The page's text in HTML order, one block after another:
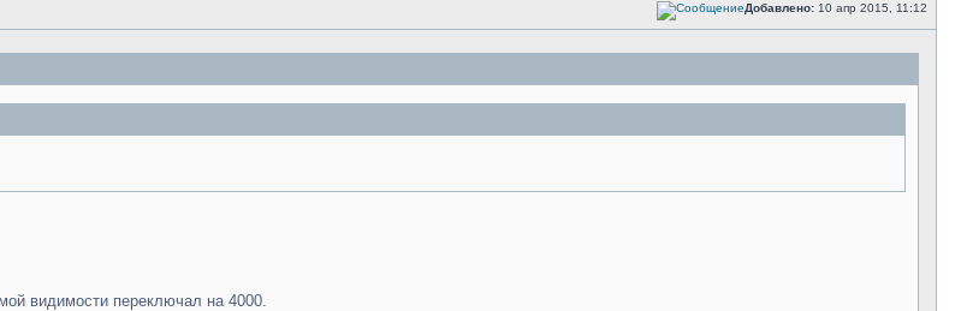
Добавлено: 10 апр 2015, 11:12
видимости переключал на 4000.